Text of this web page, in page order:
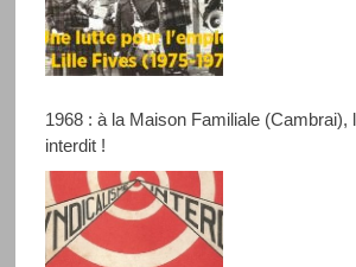
1968 : à la Maison Familiale (Cambrai), le syndicalisme
interdit !